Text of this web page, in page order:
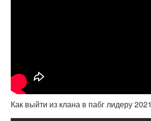
Как выйти из клана в пабг лидеру 2021